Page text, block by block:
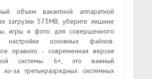
объем вакантной аппаратной
загрузки 573MB, уберите лишние
игры и фото для совершенного
настройки основных файлов.
правило - современная версия
системы. 6+, это важный
из-за третьеразрядных системных